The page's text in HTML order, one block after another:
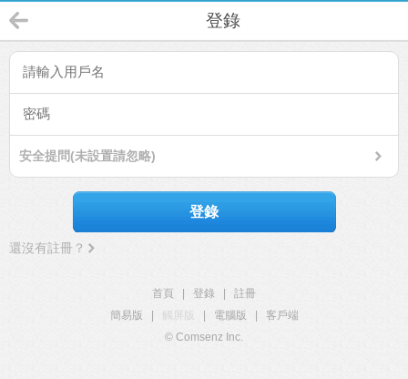
登錄
安全提問(未設置請忽略)
登錄
還沒有註冊？
首頁 登錄
註冊
簡易版
觸屏版 電腦版
客戶端
© Comsenz Inc.